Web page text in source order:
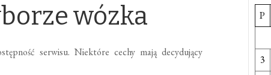
wózka
serwisu. Niektóre cechy mają decydujący
P
3